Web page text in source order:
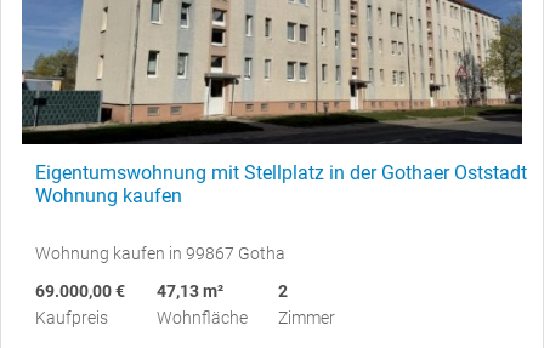
Eigentumswohnung mit Stellplatz in der Gothaer Oststadt
Wohnung kaufen
Wohnung kaufen in 99867 Gotha
69.000,00 €
Kaufpreis
47,13 m²
Wohnfläche
2
Zimmer